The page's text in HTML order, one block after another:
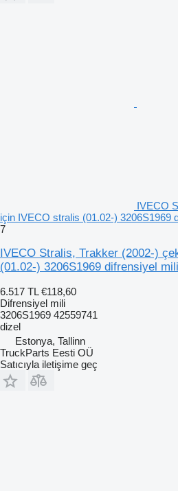
IVECO
için IVECO stralis (01.02-) 3206S1969
7
IVECO Stralis, Trakker (2002-)
(01.02-) 3206S1969 difrensiyel mili
6.517 TL €118,60
Difrensiyel mili
3206S1969 42559741
dizel
Estonya, Tallinn
TruckParts Eesti OÜ
Satıcıyla iletişime geç